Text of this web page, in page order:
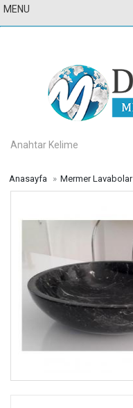
MENU
Anasayfa Mermer Lavabolar